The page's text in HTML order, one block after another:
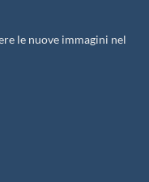
le nuove immagini nel